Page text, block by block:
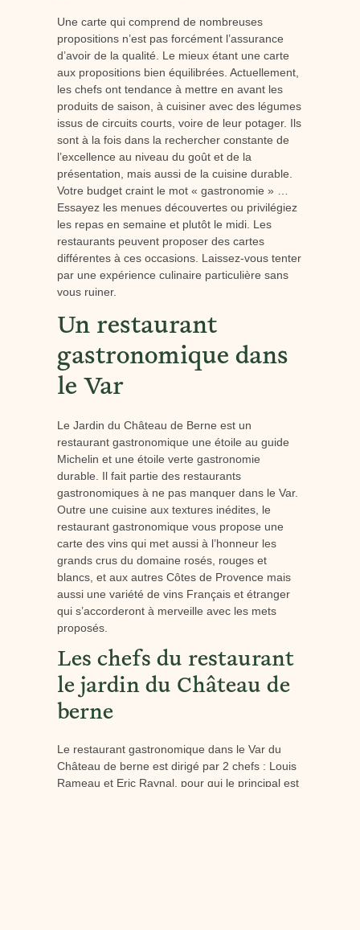
Une carte qui comprend de nombreuses
propositions n’est pas forcément l’assurance
d’avoir de la qualité. Le mieux étant une carte
aux propositions bien équilibrées. Actuellement,
les chefs ont tendance à mettre en avant les
produits de saison, à cuisiner avec des légumes
issus de circuits courts, voire de leur potager. Ils
sont à la fois dans la rechercher constante de
l’excellence au niveau du goût et de la
présentation, mais aussi de la cuisine durable.
Votre budget craint le mot « gastronomie » …
Essayez les menues découvertes ou privilégiez
les repas en semaine et plutôt le midi. Les
restaurants peuvent proposer des cartes
différentes à ces occasions. Laissez-vous tenter
par une expérience culinaire particulière sans
vous ruiner.
Un restaurant
gastronomique dans
le Var
Le Jardin du Château de Berne est un
restaurant gastronomique une étoile au guide
Michelin et une étoile verte gastronomie
durable. Il fait partie des restaurants
gastronomiques à ne pas manquer dans le Var.
Outre une cuisine aux textures inédites, le
restaurant gastronomique vous propose une
carte des vins qui met aussi à l’honneur les
grands crus du domaine rosés, rouges et
blancs, et aux autres Côtes de Provence mais
aussi une variété de vins Français et étranger
qui s’accorderont à merveille avec les mets
proposés.
Les chefs du restaurant
le jardin du Château de
berne
Le restaurant gastronomique dans le Var du
Château de berne est dirigé par 2 chefs : Louis
Rameau et Eric Raynal, pour qui le principal est